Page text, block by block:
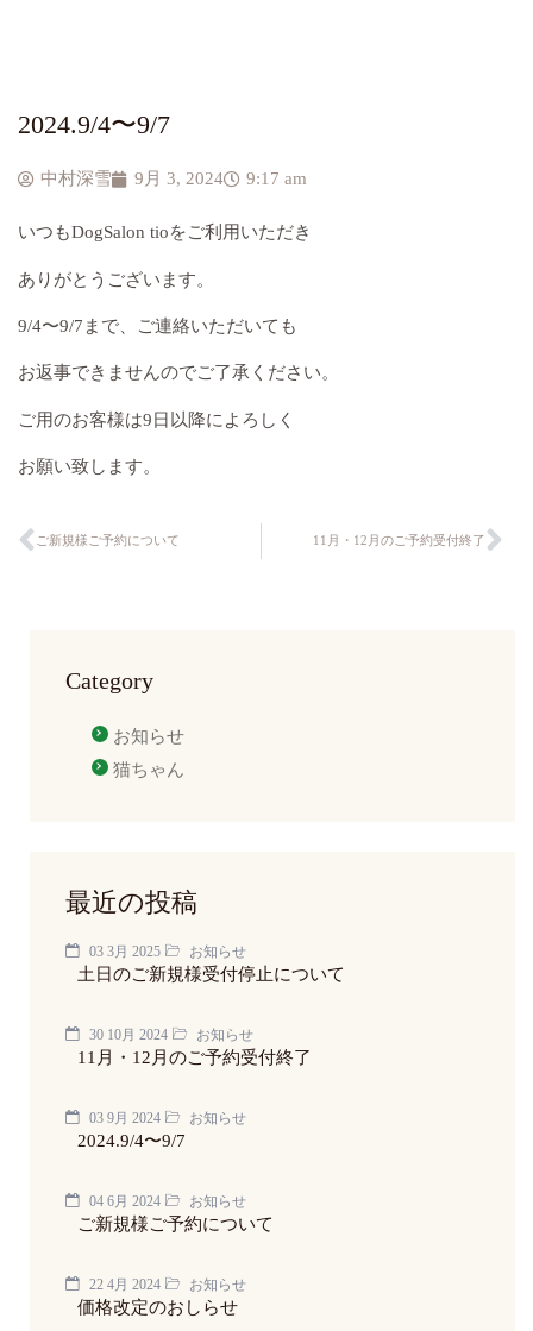
2024.9/4〜9/7
中村深雪 9月 3, 2024 9:17 am
いつもDogSalon tioをご利用いただき
ありがとうございます。
9/4〜9/7まで、ご連絡いただいても
お返事できませんのでご了承ください。
ご用のお客様は9日以降によろしく
お願い致します。
ご新規様ご予約について 11月・12月のご予約受付終了
Category
お知らせ
猫ちゃん
最近の投稿
03 3月 2025 お知らせ
土日のご新規様受付停止について
30 10月 2024 お知らせ
11月・12月のご予約受付終了
03 9月 2024 お知らせ
2024.9/4〜9/7
04 6月 2024 お知らせ
ご新規様ご予約について
22 4月 2024 お知らせ
価格改定のおしらせ